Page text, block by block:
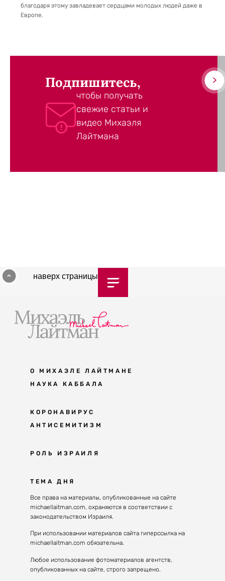
благодаря этому завладевает сердцами молодых людей даже в
Европе.
Подпишитесь,
чтобы получать
свежие статьи и
видео Михаэля
Лайтмана
наверх страницы
О МИХАЭЛЕ ЛАЙТМАНЕ
НАУКА КАББАЛА
Мудрость каббалы
Каббала сегодня
Великие каббалисты
Духовные состояния
Конгрессы каббалы
Каббалистическая музыка
Духовные состояния
КОРОНАВИРУС
АНТИСЕМИТИЗМ
Антисемитизм в современном мире
Решение
РОЛЬ ИЗРАИЛЯ
Почему евреи
Израиль сегодня
Избраны служить миру
ТЕМА ДНЯ
Все права на материалы, опубликованные на сайте
michaellaitman.com, охраняются в соответствии с
законодательством Израиля.
При использовании материалов сайта гиперссылка на
michaellaitman.com обязательна.
Любое использование фотоматериалов агентств,
опубликованных на сайте, строго запрещено.